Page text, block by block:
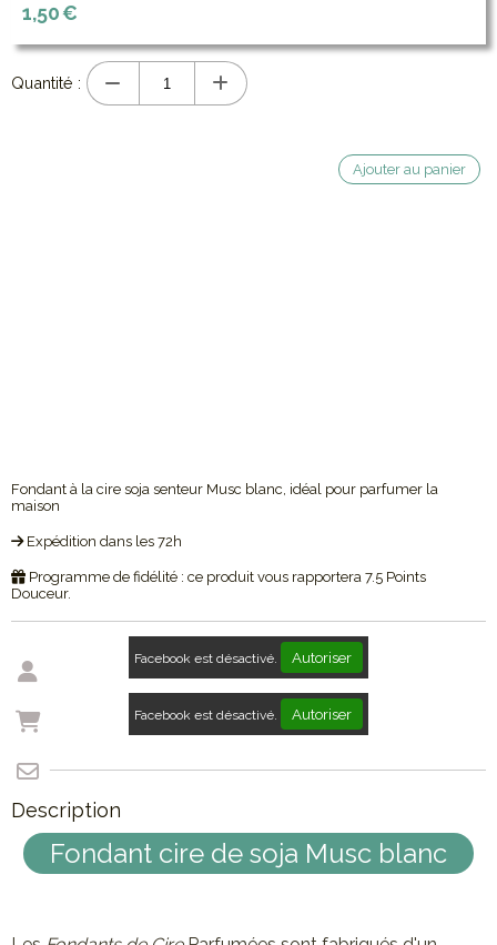
1,50€
Quantité :
Ajouter au panier
Fondant à la cire soja senteur Musc blanc, idéal pour parfumer la
maison
Expédition dans les 72h
Programme de fidélité : ce produit vous rapportera 7.5 Points
Douceur.
Facebook est désactivé. Autoriser
Facebook est désactivé. Autoriser
Description
Fondant cire de soja Musc blanc